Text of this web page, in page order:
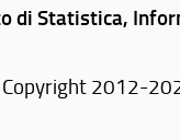
di Statistica,
2012-